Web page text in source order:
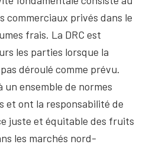
commerciaux privés dans le
frais. La DRC est
les parties lorsque la
déroulé comme prévu.
un ensemble de normes
et ont la responsabilité de
juste et équitable des fruits
les marchés nord-